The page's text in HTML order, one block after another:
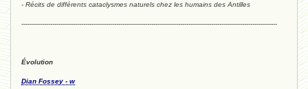
- Récits de différents cataclysmes naturels chez les humains des Antilles
----------------------------------------------------------------------------------------------------------------------------
Évolution
Dian Fossey - w